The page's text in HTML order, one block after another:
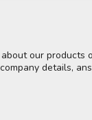
our products
details,